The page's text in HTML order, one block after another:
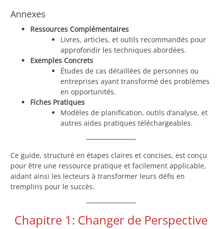
Annexes
Ressources Complémentaires
Livres, articles, et outils recommandés pour
approfondir les techniques abordées.
Exemples Concrets
Études de cas détaillées de personnes ou
entreprises ayant transformé des problèmes
en opportunités.
Fiches Pratiques
Modèles de planification, outils d’analyse, et
autres aides pratiques téléchargeables.
Ce guide, structuré en étapes claires et concises, est conçu
pour être une ressource pratique et facilement applicable,
aidant ainsi les lecteurs à transformer leurs défis en
tremplins pour le succès.
Chapitre 1: Changer de Perspective